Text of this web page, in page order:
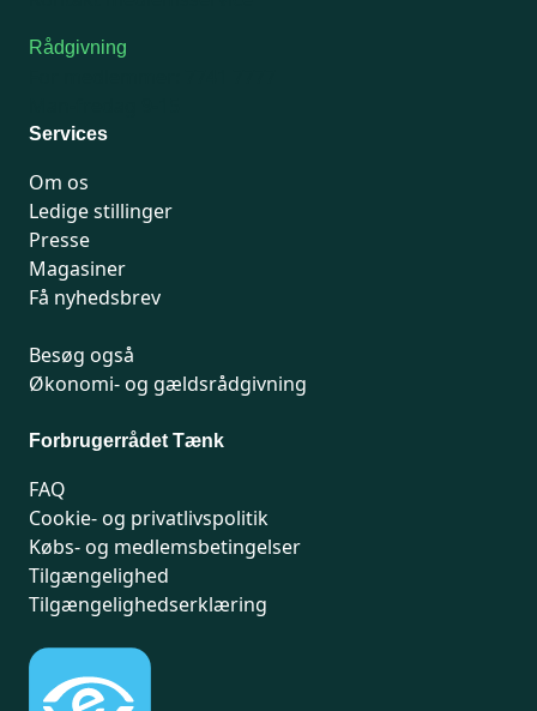
Rådgivning
Services
Om os
Ledige stillinger
Presse
Magasiner
Få nyhedsbrev
Besøg også
Økonomi- og gældsrådgivning
Forbrugerrådet Tænk
FAQ
Cookie- og privatlivspolitik
Købs- og medlemsbetingelser
Tilgængelighed
Tilgængelighedserklæring